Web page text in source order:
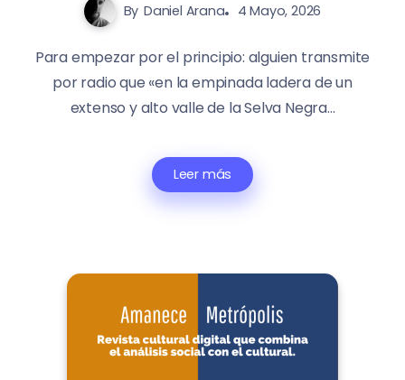
By Daniel Arana 4 Mayo, 2026
Para empezar por el principio: alguien transmite
por radio que «en la empinada ladera de un
extenso y alto valle de la Selva Negra...
Leer más